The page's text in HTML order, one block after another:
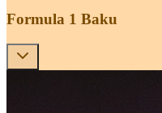
Formula 1 Baku